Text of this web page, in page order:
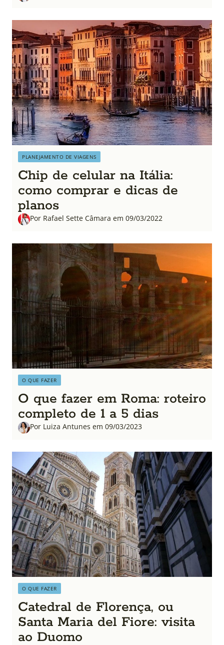
PLANEJAMENTO DE VIAGENS
Chip de celular na Itália:
como comprar e dicas de
planos
Por Rafael Sette Câmara em 09/03/2022
O QUE FAZER
O que fazer em Roma: roteiro
completo de 1 a 5 dias
Por Luiza Antunes em 09/03/2023
O QUE FAZER
Catedral de Florença, ou
Santa Maria del Fiore: visita
ao Duomo